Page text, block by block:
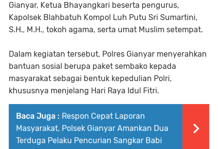
Gianyar, Ketua Bhayangkari beserta pengurus,
Kapolsek Blahbatuh Kompol Luh Putu Sri Sumartini,
S.H., M.H., tokoh agama, serta umat Muslim setempat.
Dalam kegiatan tersebut, Polres Gianyar menyerahkan
bantuan sosial berupa paket sembako kepada
masyarakat sebagai bentuk kepedulian Polri,
khususnya menjelang Hari Raya Idul Fitri.
Baca Juga : Respon Cepat Laporan
Masyarakat, Polsek Gianyar Amankan Dua
Terduga Pelaku Pencurian Sangkar Babi